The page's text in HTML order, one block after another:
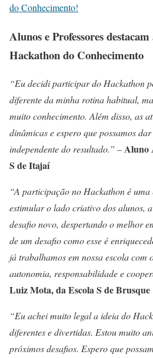
do Conhecimento!
Alunos e Professores
Hackathon do Conhecimento
“Eu decidi participar do Hackathon
diferente da minha rotina habitual,
muito conhecimento. Além disso, as
dinâmicas e espero que possamos
independente do resultado.” –Aluno
S de Itajaí
“A participação no Hackathon é
estimular o lado criativo dos alunos,
desafio novo, despertando o melhor
de um desafio como esse é
já trabalhamos em nossa escola com
autonomia, responsabilidade e
Luiz Mota, da Escola S de Brusque
“Eu achei muito legal a ideia do
diferentes e divertidas. Estou muito
próximos desafios. Espero que